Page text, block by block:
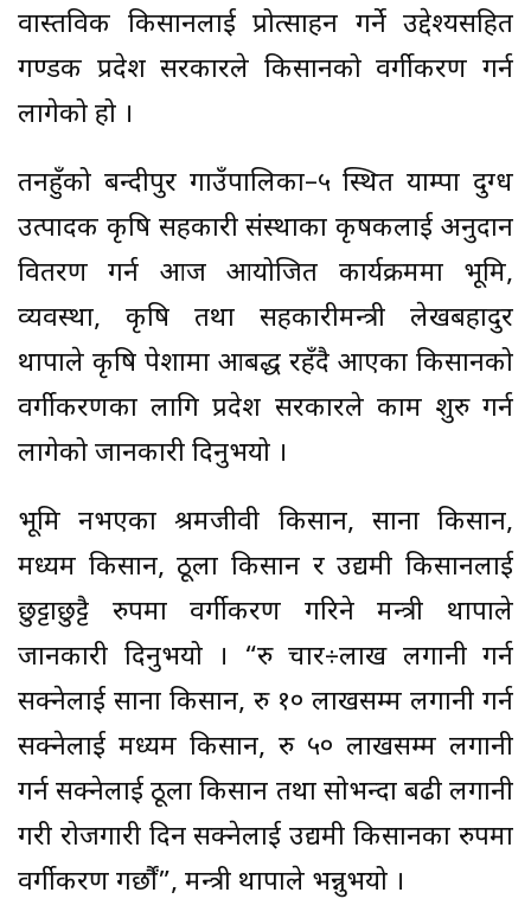
वास्तविक किसानलाई प्रोत्साहन गर्ने उद्देश्यसहित
गण्डकी प्रदेश सरकारले किसानको वर्गीकरण गर्न
लागेको हो ।
तनहुँको बन्दीपुर गाउँपालिका–५ स्थित याम्पा दुग्ध
उत्पादक कृषि सहकारी संस्थाका कृषकलाई अनुदान
वितरण गर्न आज आयोजित कार्यक्रममा भूमि,
व्यवस्था, कृषि तथा सहकारीमन्त्री लेखबहादुर
थापाले कृषि पेशामा आबद्ध रहँदै आएका किसानको
वर्गीकरणका लागि प्रदेश सरकारले काम शुरु गर्न
लागेको जानकारी दिनुभयो ।
भूमि नभएका श्रमजीवी किसान, साना किसान,
मध्यम किसान, ठूला किसान र उद्यमी किसानलाई
छुट्टाछुट्टै रुपमा वर्गीकरण गरिने मन्त्री थापाले
जानकारी दिनुभयो । “रु चार÷लाख लगानी गर्न
सक्नेलाई साना किसान, रु १० लाखसम्म लगानी गर्न
सक्नेलाई मध्यम किसान, रु ५० लाखसम्म लगानी
गर्न सक्नेलाई ठूला किसान तथा सोभन्दा बढी लगानी
गरी रोजगारी दिन सक्नेलाई उद्यमी किसानका रुपमा
वर्गीकरण गर्छौं”, मन्त्री थापाले भन्नुभयो ।